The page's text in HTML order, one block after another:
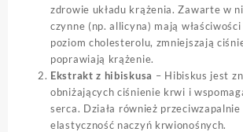
zdrowie układu krążenia. Zawarte w
czynne (np. allicyna) mają
poziom cholesterolu, zmniejszają
poprawiają krążenie.
Ekstrakt z hibiskusa – Hibiskus jest
obniżających ciśnienie krwi i
serca. Działa również
elastyczność naczyń krwionośnych.